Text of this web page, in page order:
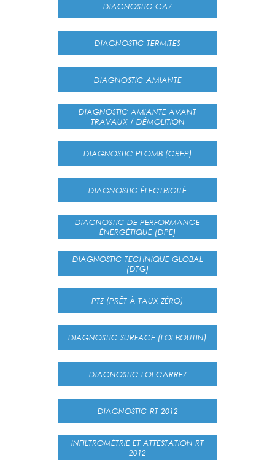
DIAGNOSTIC GAZ
DIAGNOSTIC TERMITES
DIAGNOSTIC AMIANTE
DIAGNOSTIC AMIANTE AVANT
TRAVAUX / DÉMOLITION
DIAGNOSTIC PLOMB (CREP)
DIAGNOSTIC ÉLECTRICITÉ
DIAGNOSTIC DE PERFORMANCE
ÉNERGÉTIQUE (DPE)
DIAGNOSTIC TECHNIQUE GLOBAL
(DTG)
PTZ (PRÊT À TAUX ZÉRO)
DIAGNOSTIC SURFACE (LOI BOUTIN)
DIAGNOSTIC LOI CARREZ
DIAGNOSTIC RT 2012
INFILTROMÉTRIE ET ATTESTATION RT
2012